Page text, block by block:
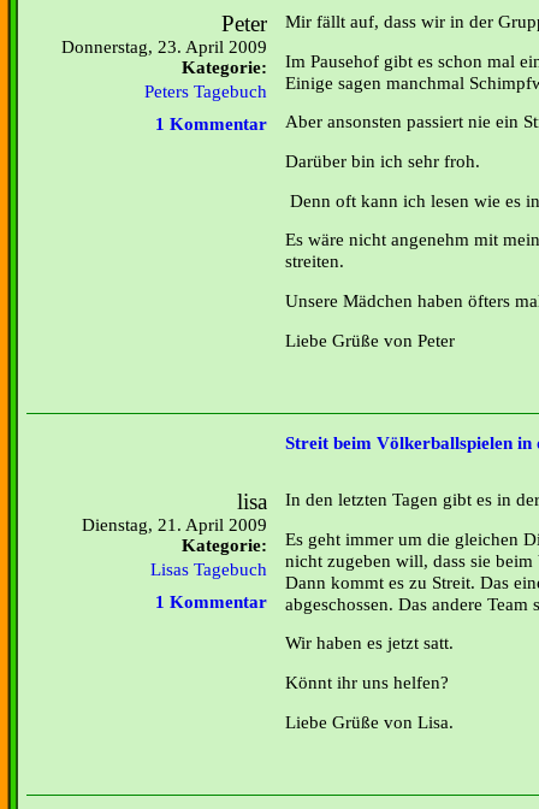
Peter
Donnerstag, 23. April 2009
Kategorie:
Peters Tagebuch
1 Kommentar
Mir fällt auf, dass wir in der
Im Pausehof gibt es schon mal
Einige sagen manchmal
Aber ansonsten passiert nie ein
Darüber bin ich sehr froh.
Denn oft kann ich lesen wie es
Es wäre nicht angenehm mit
streiten.
Unsere Mädchen haben öfters
Liebe Grüße von Peter
Streit beim Völkerballspielen in
lisa
Dienstag, 21. April 2009
Kategorie:
Lisas Tagebuch
1 Kommentar
In den letzten Tagen gibt es in
Es geht immer um die gleichen
nicht zugeben will, dass sie
Dann kommt es zu Streit. Das
abgeschossen. Das andere Team
Wir haben es jetzt satt.
Könnt ihr uns helfen?
Liebe Grüße von Lisa.